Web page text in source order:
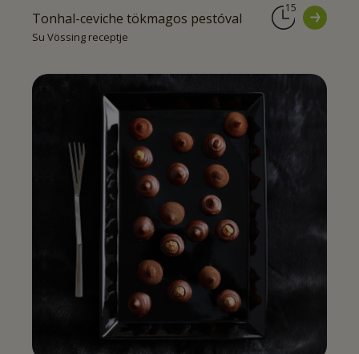
Tonhal-ceviche tökmagos pestóval
Su Vössing receptje
15